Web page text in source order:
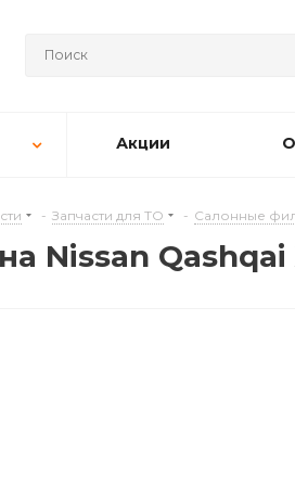
Акции
- Запчасти для ТО - Салонные
Nissan Qashqai